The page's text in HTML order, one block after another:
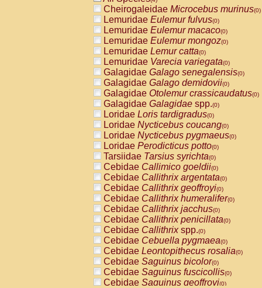
Cheirogaleidae Microcebus murinus(0)
Lemuridae Eulemur fulvus(0)
Lemuridae Eulemur macaco(0)
Lemuridae Eulemur mongoz(0)
Lemuridae Lemur catta(0)
Lemuridae Varecia variegata(0)
Galagidae Galago senegalensis(0)
Galagidae Galago demidovii(0)
Galagidae Otolemur crassicaudatus(0)
Galagidae Galagidae spp.(0)
Loridae Loris tardigradus(0)
Loridae Nycticebus coucang(0)
Loridae Nycticebus pygmaeus(0)
Loridae Perodicticus potto(0)
Tarsiidae Tarsius syrichta(0)
Cebidae Callimico goeldii(0)
Cebidae Callithrix argentata(0)
Cebidae Callithrix geoffroyi(0)
Cebidae Callithrix humeralifer(0)
Cebidae Callithrix jacchus(0)
Cebidae Callithrix penicillata(0)
Cebidae Callithrixspp.(0)
Cebidae Cebuella pygmaea(0)
Cebidae Leontopithecus rosalia(0)
Cebidae Saguinus bicolor(0)
Cebidae Saguinus fuscicollis(0)
Cebidae Saguinus geoffroyi(0)